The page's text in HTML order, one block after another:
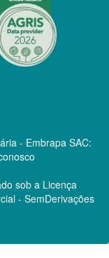
- Embrapa SAC:
sob a Licença
- SemDerivações